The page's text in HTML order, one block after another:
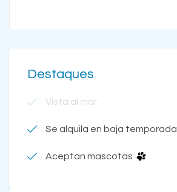
Destaques
Vista al mar
Se alquila en baja temporada
Aceptan mascotas